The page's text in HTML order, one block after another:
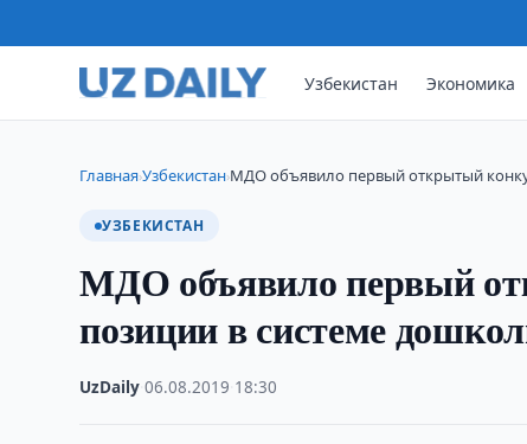
Узбекистан Экономика
Главная›Узбекистан›МДО объявило первый открытый
УЗБЕКИСТАН
МДО объявило первый
позиции в системе
UzDaily ·06.08.2019 18:30